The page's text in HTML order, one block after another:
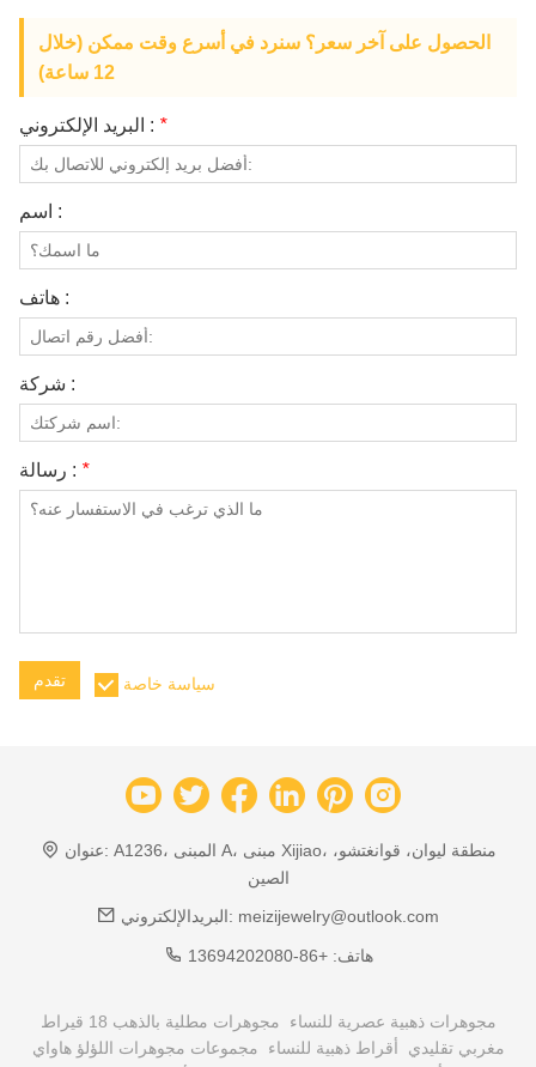
الحصول على آخر سعر؟ سنرد في أسرع وقت ممكن (خلال
12 ساعة)
البريد الإلكتروني : *
اسم :
هاتف :
شركة :
رسالة : *
تقدم سياسة خاصة
عنوان: A1236، المبنى A، مبنى Xijiao، منطقة ليوان، قوانغتشو،
الصين
البريدالإلكتروني: meizijewelry@outlook.com
هاتف: +86-13694202080
مجوهرات ذهبية عصرية للنساء
مجوهرات مطلية بالذهب 18 قيراط
مغربي تقليدي
أقراط ذهبية للنساء
مجموعات مجوهرات اللؤلؤ هاواي